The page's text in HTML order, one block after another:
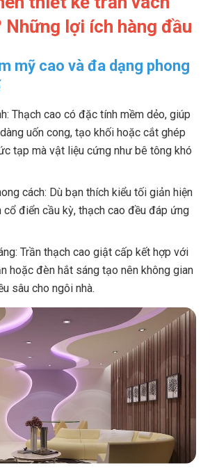
Những lợi ích hàng đầu
mỹ cao và đa dạng phong
Thạch cao có đặc tính mềm dẻo, giúp
uốn cong, tạo khối hoặc cắt ghép
tạp mà vật liệu cứng như bê tông khó
cách: Dù bạn thích kiểu tối giản hiện
cổ điển cầu kỳ, thạch cao đều đáp ứng
Trần thạch cao giật cấp kết hợp với
hoặc đèn hắt sáng tạo nên không gian
sâu cho ngôi nhà.